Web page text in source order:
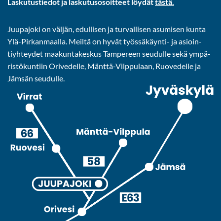
Juu­pa­jo­ki on väl­jän, edul­li­sen ja tur­val­li­sen asu­mi­sen kunta
Ylä-​Pirkanmaalla. Meil­tä on hyvät työssäkäynti-​ ja asioin­
tiyh­tey­det maa­kun­ta­kes­kus Tam­pe­reen seu­dul­le sekä ym­pä­
ris­tö­kun­tiin Ori­ve­del­le, Mänttä-​Vilppulaan, Ruo­ve­del­le ja
Jäm­sän seu­dul­le.